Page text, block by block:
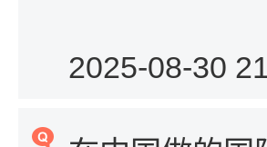
2025-08-30